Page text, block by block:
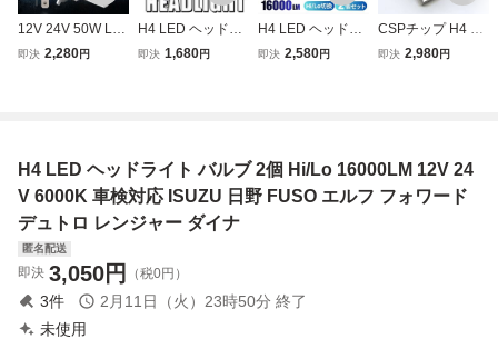
12V 24V 50W LE
D ヘッドライト 6
H16 HB3 HB4 #M
g
即決 2,280円
H4 LED ヘッドラ
イト 明るい 高輝
クz
即決 1,680円
H4 LED ヘッドラ
イト 冷却ファン
るい 高輝度 爆光
即決 2,580円
CSPチップ H4 LE
D ヘッドライト バ
度 爆光 送料無料
即決 2,980円
H4 LED ヘッドライト バルブ 2個 Hi/Lo 16000LM 12V 24
V 6000K 車検対応 ISUZU 日野 FUSO エルフ フォワード
デュトロ レンジャー ダイナ
匿名配送
即決 3,050円 （税0円）
3件 2月11日（火）23時50分 終了
未使用